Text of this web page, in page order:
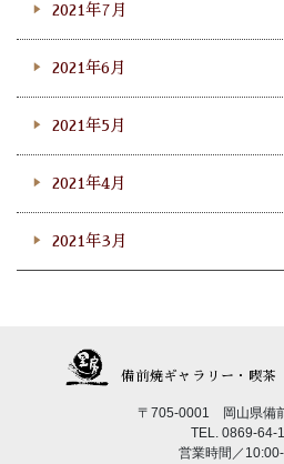
2021年7月
2021年6月
2021年5月
2021年4月
2021年3月
備前焼ギャラリー・喫茶
〒705-0001 岡山県備
TEL. 0869-64-
営業時間／